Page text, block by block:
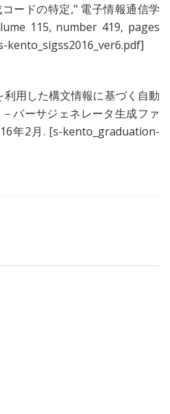
ードの特定," 電子情報通信学
115, number 419, pages
kento_sigss2016_ver6.pdf]
利用した構文情報に基づく自動
パーサジェネレータ生成ファ
年2月. [s-kento_graduation-